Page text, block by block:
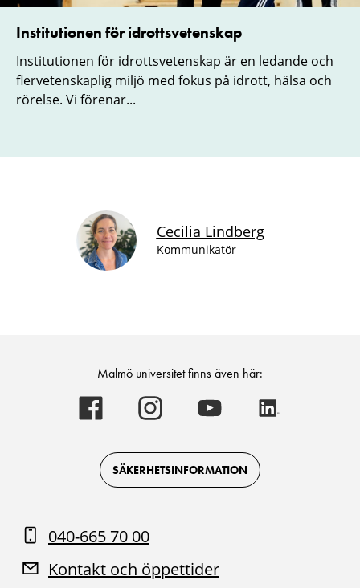
Institutionen för idrottsvetenskap
Institutionen för idrottsvetenskap är en ledande och
flervetenskaplig miljö med fokus på idrott, hälsa och
rörelse. Vi förenar...
Cecilia Lindberg
Kommunikatör
Malmö universitet finns även här:
Malmö
universitet
on
Facebook
Malmö
universitet
on
Instagram
Malmö
universitet
on
Youtube
SÄKERHETSINFORMATION
040-665 70 00
Kontakt och öppettider